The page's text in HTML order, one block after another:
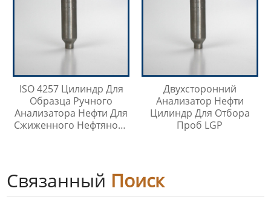
ISO 4257 Цилиндр Для
Образца Ручного
Анализатора Нефти Для
Сжиженного Нефтяного
Двухсторонний
Анализатор Нефти
Цилиндр Для Отбора
Проб LGP
Связанный Поиск